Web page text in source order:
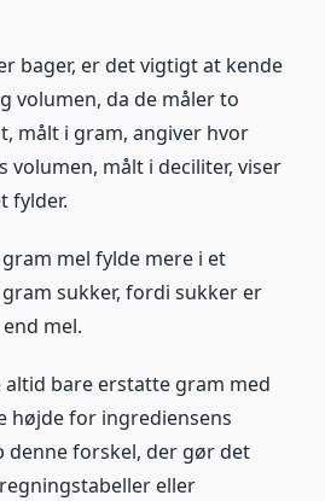
bager, er det vigtigt at kende
volumen, da de måler to
målt i gram, angiver hvor
volumen, målt i deciliter, viser
fylder.
mel fylde mere i et
sukker, fordi sukker er
mel.
bare erstatte gram med
højde for ingrediensens
forskel, der gør det
eller